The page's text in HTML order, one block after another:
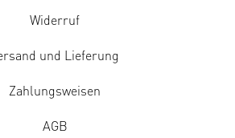
Widerruf
und Lieferung
Zahlungsweisen
AGB